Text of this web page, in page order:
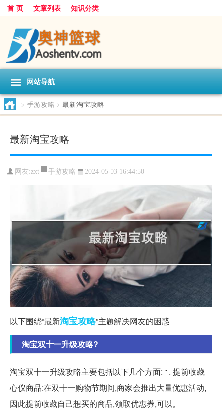
首 页 文章列表 知识分类
网站导航
> 手游攻略 > 最新淘宝攻略
最新淘宝攻略
网友:zxt 手游攻略 2024-05-03 16:44:50
以下围绕“最新淘宝攻略”主题解决网友的困惑
淘宝双十一升级攻略?
淘宝双十一升级攻略主要包括以下几个方面: 1. 提前收藏
心仪商品:在双十一购物节期间,商家会推出大量优惠活动,
因此提前收藏自己想买的商品,领取优惠券,可以。